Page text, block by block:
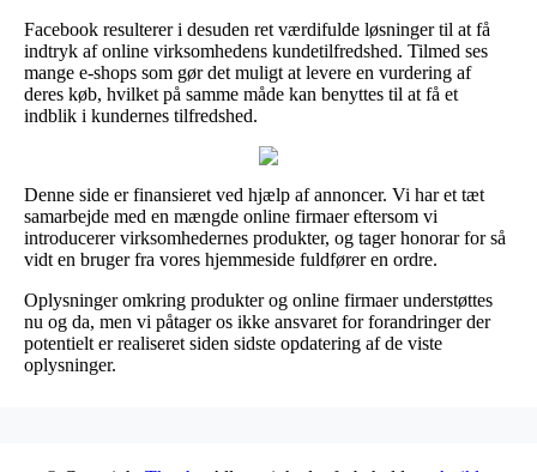
Facebook resulterer i desuden ret værdifulde løsninger til at få
indtryk af online virksomhedens kundetilfredshed. Tilmed ses
mange e-shops som gør det muligt at levere en vurdering af
deres køb, hvilket på samme måde kan benyttes til at få et
indblik i kundernes tilfredshed.
Denne side er finansieret ved hjælp af annoncer. Vi har et tæt
samarbejde med en mængde online firmaer eftersom vi
introducerer virksomhedernes produkter, og tager honorar for så
vidt en bruger fra vores hjemmeside fuldfører en ordre.
Oplysninger omkring produkter og online firmaer understøttes
nu og da, men vi påtager os ikke ansvaret for forandringer der
potentielt er realiseret siden sidste opdatering af de viste
oplysninger.